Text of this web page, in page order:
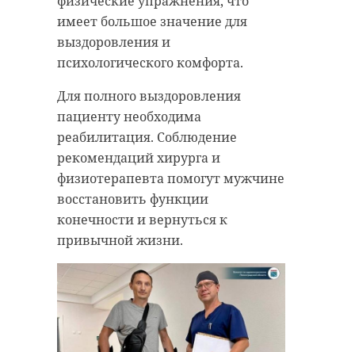
имеет большое значение для
выздоровления и
психологического комфорта.
Для полного выздоровления
пациенту необходима
реабилитация. Соблюдение
рекомендаций хирурга и
физиотерапевта помогут мужчине
восстановить функции
конечности и вернуться к
привычной жизни.
региональный
этап Всероссийск
Ленобласти